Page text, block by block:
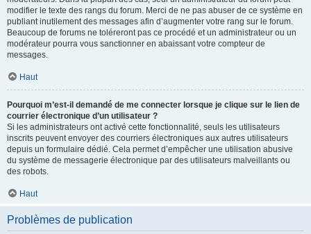
modifier le texte des rangs du forum. Merci de ne pas abuser de ce système en
publiant inutilement des messages afin d’augmenter votre rang sur le forum.
Beaucoup de forums ne toléreront pas ce procédé et un administrateur ou un
modérateur pourra vous sanctionner en abaissant votre compteur de
messages.
Haut
Pourquoi m’est-il demandé de me connecter lorsque je clique sur le lien de
courrier électronique d’un utilisateur ?
Si les administrateurs ont activé cette fonctionnalité, seuls les utilisateurs
inscrits peuvent envoyer des courriers électroniques aux autres utilisateurs
depuis un formulaire dédié. Cela permet d’empêcher une utilisation abusive
du système de messagerie électronique par des utilisateurs malveillants ou
des robots.
Haut
Problèmes de publication